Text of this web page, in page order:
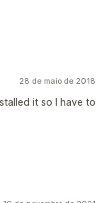
28 de maio de 2018
it so I have to